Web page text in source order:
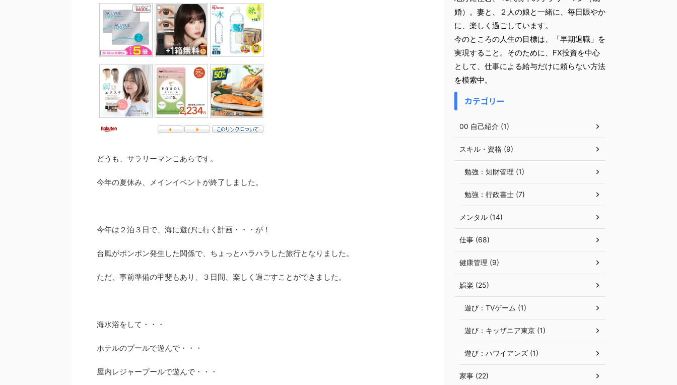
どうも、サラリーマンこあらです。
今年の夏休み、メインイベントが終了しました。
今年は２泊３日で、海に遊びに行く計画・・・が！
台風がポンポン発生した関係で、ちょっとハラハラした旅行となりました。
ただ、事前準備の甲斐もあり、３日間、楽しく過ごすことができました。
海水浴をして・・・
ホテルのプールで遊んで・・・
屋内レジャープールで遊んで・・・
婚）。妻と、２人の娘と一緒に、毎日賑やか
に、楽しく過ごしています。
今のところの人生の目標は、「早期退職」を
実現すること。そのために、FX投資を中心
として、仕事による給与だけに頼らない方法
を模索中。
カテゴリー
00 自己紹介 (1)
スキル・資格 (9)
勉強：知財管理 (1)
勉強：行政書士 (7)
メンタル (14)
仕事 (68)
健康管理 (9)
娯楽 (25)
遊び：TVゲーム (1)
遊び：キッザニア東京 (1)
遊び：ハワイアンズ (1)
家事 (22)